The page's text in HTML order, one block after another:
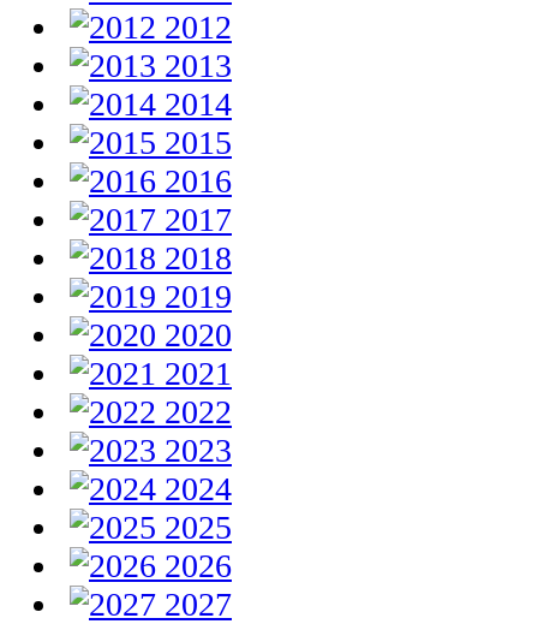
2012
2013
2014
2015
2016
2017
2018
2019
2020
2021
2022
2023
2024
2025
2026
2027